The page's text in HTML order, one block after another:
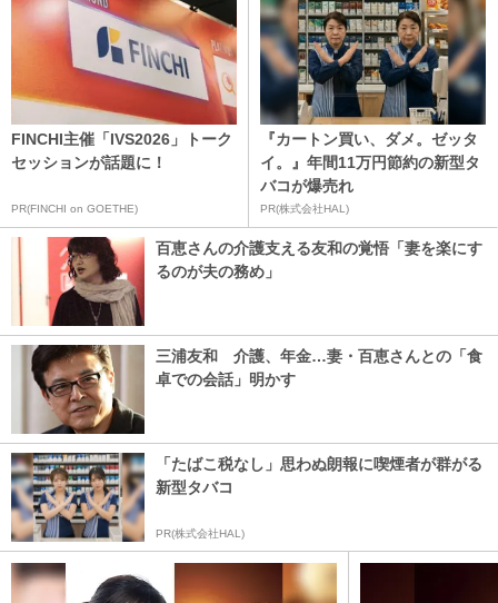
FINCHI主催「IVS2026」トーク
セッションが話題に！
PR(FINCHI on GOETHE)
『カートン買い、ダメ。ゼッタ
イ。』年間11万円節約の新型タ
バコが爆売れ
PR(株式会社HAL)
百恵さんの介護支える友和の覚悟「妻を楽にす
るのが夫の務め」
三浦友和 介護、年金…妻・百恵さんとの「食
卓での会話」明かす
「たばこ税なし」思わぬ朗報に喫煙者が群がる
新型タバコ
PR(株式会社HAL)